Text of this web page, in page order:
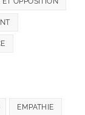
EMPATHIE